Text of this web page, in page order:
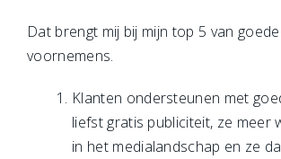
Dat brengt mij bij mijn top 5 van
voornemens.
Klanten ondersteunen met
liefst gratis publiciteit, ze meer
in het medialandschap en ze